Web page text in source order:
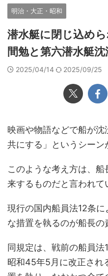
明治・大正・昭和
潜水艇に閉じ込め
間勉と第六潜水艇沈
2025/04/14 2025/09/25
映画や物語などで船が
共にする」というシーン
このような考え方は、
来するものだと言われて
現行の国内船員法12条
な措置を執るのが船長の
同規定は、戦前の船員法
昭和45年5月に改正され